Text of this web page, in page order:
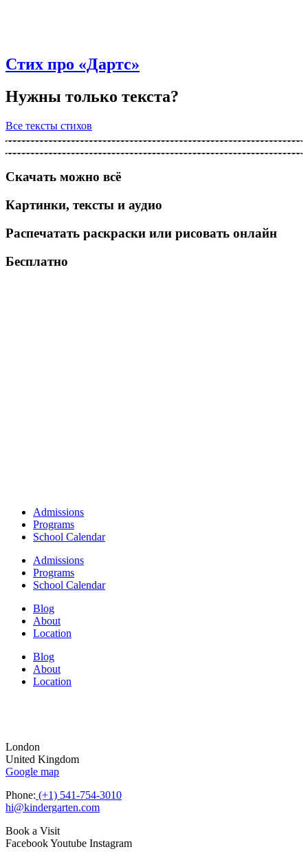
Стих про «Дартс»
Нужны только текста?
Все тексты стихов
Скачать можно всё
Картинки, тексты и аудио
Распечатать раскраски или рисовать онлайн
Бесплатно
Admissions
Programs
School Calendar
Admissions
Programs
School Calendar
Blog
About
Location
Blog
About
Location
London
United Kingdom
Google map
Phone: (+1) 541-754-3010
hi@kindergarten.com
Book a Visit
FacebookYoutube Instagram